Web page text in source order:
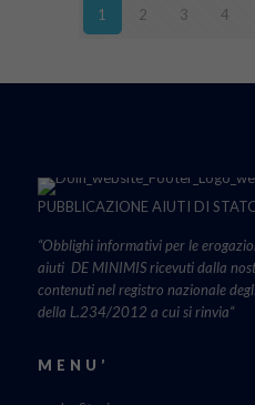
1 2 3 4
PUBBLICAZIONE AIUTI DI
“Obblighi informativi per le
aiuti DE MINIMIS ricevuti dalla
contenuti nel registro nazionale
della L.234/2012 a cui si rinvia“
MENU’